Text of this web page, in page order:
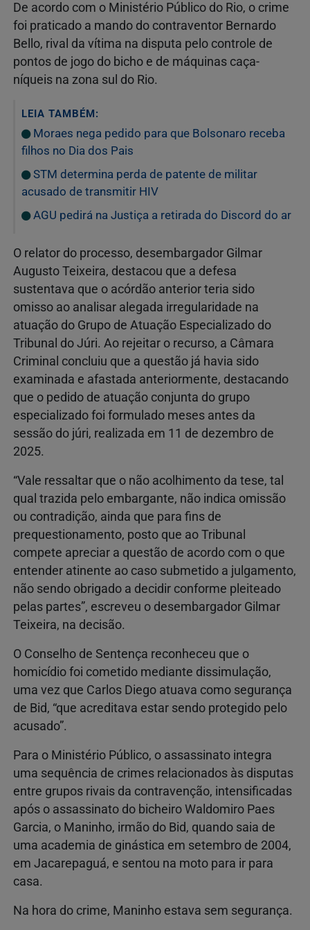
De acordo com o Ministério Público do Rio, o crime
foi praticado a mando do contraventor Bernardo
Bello, rival da vítima na disputa pelo controle de
pontos de jogo do bicho e de máquinas caça-
níqueis na zona sul do Rio.
LEIA TAMBÉM:
Moraes nega pedido para que Bolsonaro receba
filhos no Dia dos Pais
STM determina perda de patente de militar
acusado de transmitir HIV
AGU pedirá na Justiça a retirada do Discord do ar
O relator do processo, desembargador Gilmar
Augusto Teixeira, destacou que a defesa
sustentava que o acórdão anterior teria sido
omisso ao analisar alegada irregularidade na
atuação do Grupo de Atuação Especializado do
Tribunal do Júri. Ao rejeitar o recurso, a Câmara
Criminal concluiu que a questão já havia sido
examinada e afastada anteriormente, destacando
que o pedido de atuação conjunta do grupo
especializado foi formulado meses antes da
sessão do júri, realizada em 11 de dezembro de
2025.
“Vale ressaltar que o não acolhimento da tese, tal
qual trazida pelo embargante, não indica omissão
ou contradição, ainda que para fins de
prequestionamento, posto que ao Tribunal
compete apreciar a questão de acordo com o que
entender atinente ao caso submetido a julgamento,
não sendo obrigado a decidir conforme pleiteado
pelas partes”, escreveu o desembargador Gilmar
Teixeira, na decisão.
O Conselho de Sentença reconheceu que o
homicídio foi cometido mediante dissimulação,
uma vez que Carlos Diego atuava como segurança
de Bid, “que acreditava estar sendo protegido pelo
acusado”.
Para o Ministério Público, o assassinato integra
uma sequência de crimes relacionados às disputas
entre grupos rivais da contravenção, intensificadas
após o assassinato do bicheiro Waldomiro Paes
Garcia, o Maninho, irmão do Bid, quando saia de
uma academia de ginástica em setembro de 2004,
em Jacarepaguá, e sentou na moto para ir para
casa.
Na hora do crime, Maninho estava sem segurança.